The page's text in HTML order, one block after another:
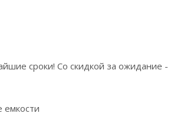
сроки! Со скидкой за ожидание -
емкости